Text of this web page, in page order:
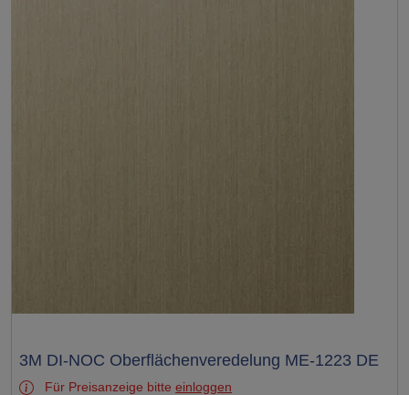
Test
3M DI-NOC Oberflächenveredelung ME-1223 DE
Für Preisanzeige bitte einloggen